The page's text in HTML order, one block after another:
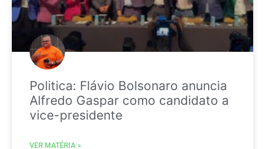
Politica: Flávio Bolsonaro anuncia
Alfredo Gaspar como candidato a
vice-presidente
VER MATÉRIA »